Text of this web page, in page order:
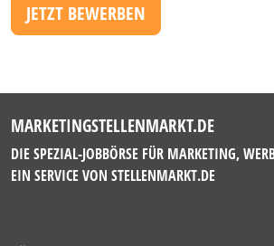
JETZT BEWERBEN
MARKETINGSTELLENMARKT.DE
DIE SPEZIAL-JOBBÖRSE FÜR MARKETING,
EIN SERVICE VON STELLENMARKT.DE